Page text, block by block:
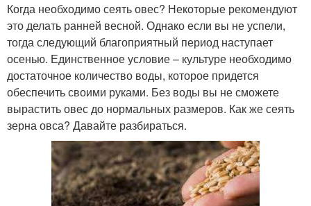
Когда необходимо сеять овес? Некоторые рекомендуют
это делать ранней весной. Однако если вы не успели,
тогда следующий благоприятный период наступает
осенью. Единственное условие – культуре необходимо
достаточное количество воды, которое придется
обеспечить своими руками. Без воды вы не сможете
вырастить овес до нормальных размеров. Как же сеять
зерна овса? Давайте разбираться.